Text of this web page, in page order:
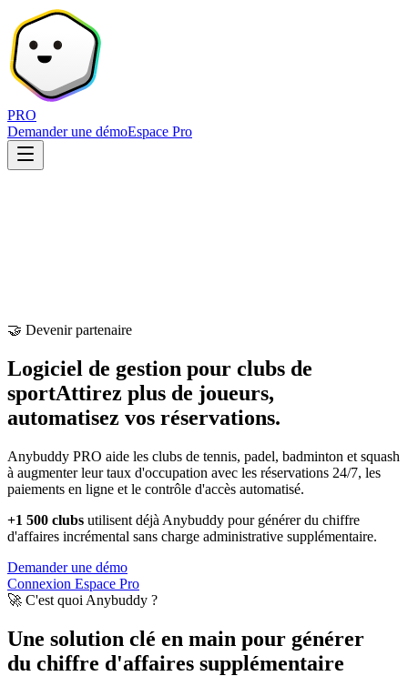
PRO
Demander une démoEspace Pro
🤝 Devenir partenaire
Logiciel de gestion pour clubs de
sportAttirez plus de joueurs,
automatisez vos réservations.
Anybuddy PRO aide les clubs de tennis, padel, badminton et squash
à augmenter leur taux d'occupation avec les réservations 24/7, les
paiements en ligne et le contrôle d'accès automatisé.
+1 500 clubs utilisent déjà Anybuddy pour générer du chiffre
d'affaires incrémental sans charge administrative supplémentaire.
Demander une démo
Connexion Espace Pro
🚀 C'est quoi Anybuddy ?
Une solution clé en main pour générer
du chiffre d'affaires supplémentaire